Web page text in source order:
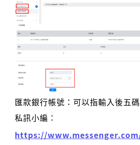
匯款銀行帳號：可以指輸入後五
私訊小編：
https://